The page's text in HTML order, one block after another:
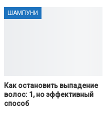
ШАМПУНИ
Как остановить выпадение
волос: 1, но эффективный
способ